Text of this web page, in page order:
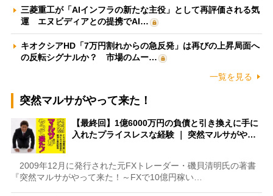
三菱重工が「AIインフラの新たな主役」として再評価される気
運 エヌビディアとの提携でAI…
キオクシアHD「7万円割れからの急反発」は再びの上昇局面へ
の反転シグナルか？ 市場のムー…
一覧を見る
突然マルサがやって来た！
【最終回】1億6000万円の負債と引き換えに手に
入れたプライスレスな経験 ｜ 突然マルサがや…
2009年12月に発行された元FXトレーダー・磯貝清明氏の著書
『突然マルサがやって来た！～FXで10億円稼い…